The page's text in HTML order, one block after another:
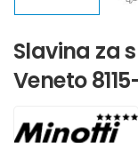
Slavina za
Veneto